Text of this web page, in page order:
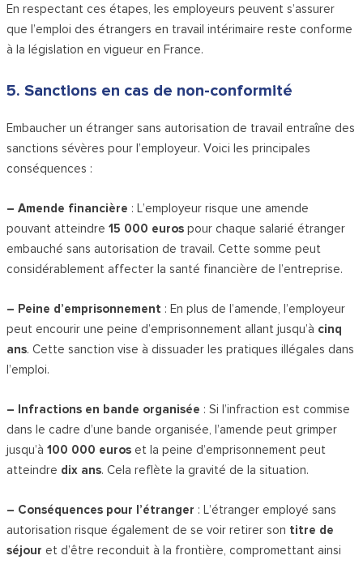
En respectant ces étapes, les employeurs peuvent s’assurer
que l’emploi des étrangers en travail intérimaire reste conforme
à la législation en vigueur en France.
5. Sanctions en cas de non-conformité
Embaucher un étranger sans autorisation de travail entraîne des
sanctions sévères pour l’employeur. Voici les principales
conséquences :
– Amende financière : L’employeur risque une amende
pouvant atteindre15 000 euros pour chaque salarié étranger
embauché sans autorisation de travail. Cette somme peut
considérablement affecter la santé financière de l’entreprise.
– Peine d’emprisonnement : En plus de l’amende, l’employeur
peut encourir une peine d’emprisonnement allant jusqu’à cinq
ans. Cette sanction vise à dissuader les pratiques illégales dans
l’emploi.
– Infractions en bande organisée : Si l’infraction est commise
dans le cadre d’une bande organisée, l’amende peut grimper
jusqu’à100 000 euros et la peine d’emprisonnement peut
atteindre dix ans. Cela reflète la gravité de la situation.
– Conséquences pour l’étranger : L’étranger employé sans
autorisation risque également de se voir retirer son titre de
séjour et d’être reconduit à la frontière, compromettant ainsi